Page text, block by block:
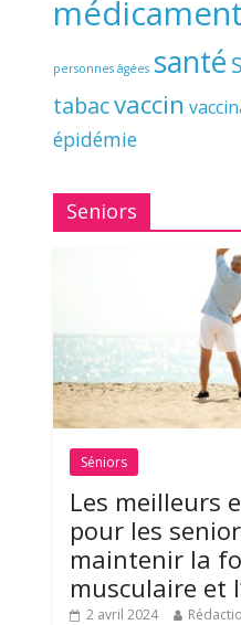
personnes âgées santé
tabacvaccin
épidémie
Seniors
Séniors
Les meilleurs
pour les
maintenir la
musculaire et
2 avril 2024